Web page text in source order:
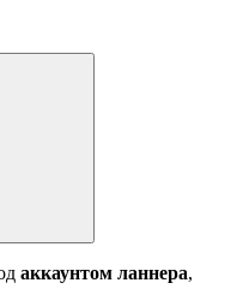
аккаунтом ланнера,